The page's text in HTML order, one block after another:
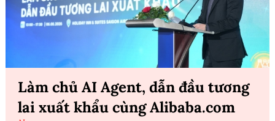
Làm chủ AI Agent, dẫn đầu tương
lai xuất khẩu cùng Alibaba.com